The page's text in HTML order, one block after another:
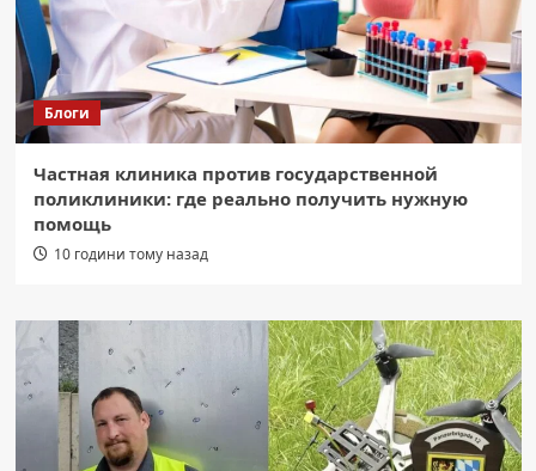
Блоги
Частная клиника против государственной
поликлиники: где реально получить нужную
помощь
10 години тому назад